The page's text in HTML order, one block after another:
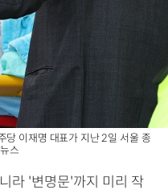
당 이재명 대표가 지난 2일 서울 종
스
라 '변명문'까지 미리 작